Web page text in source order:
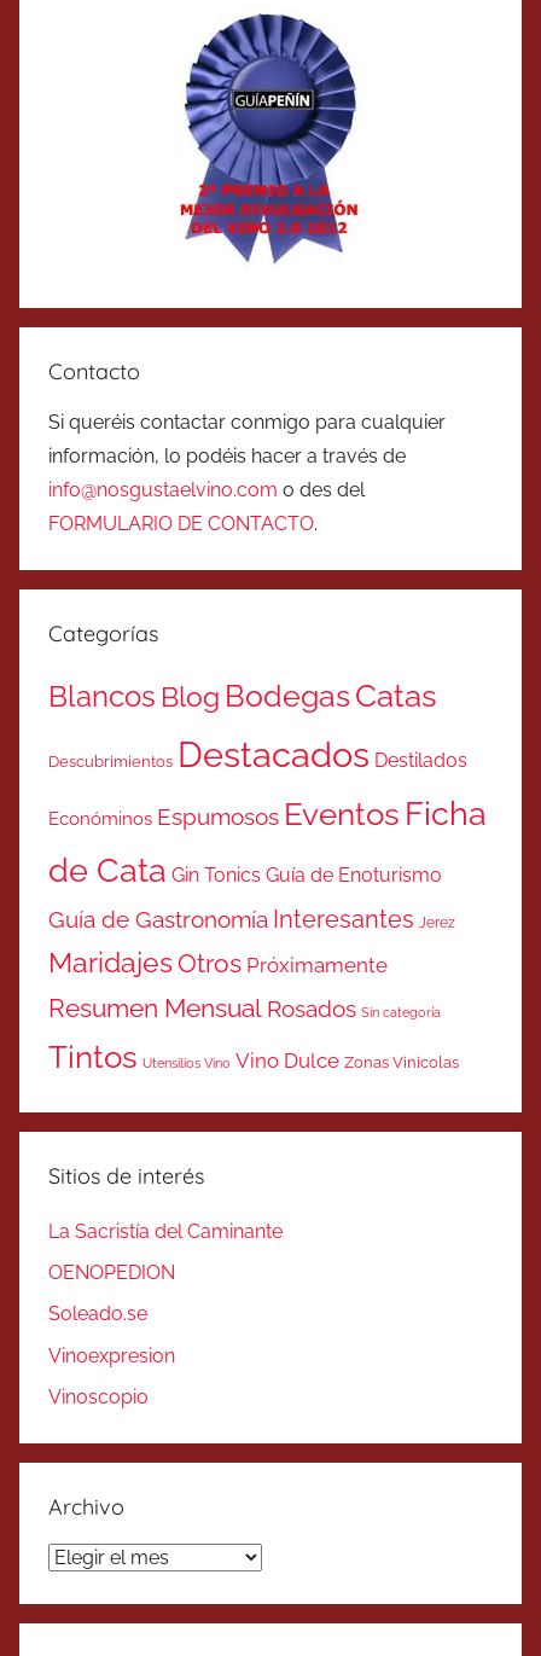
Contacto
Si queréis contactar conmigo para cualquier
información, lo podéis hacer a través de
info@nosgustaelvino.com o des del
FORMULARIO DE CONTACTO.
Categorías
Blancos Blog BodegasCatas
Descubrimientos Destacados Destilados
Económinos Espumosos Eventos Ficha
de Cata Gin Tonics Guía de Enoturismo
Guía de Gastronomía Interesantes Jerez
MaridajesOtros Próximamente
Resumen Mensual Rosados Sin categoría
Tintos Utensilios Vino Vino Dulce Zonas Vinicolas
Sitios de interés
La Sacristía del Caminante
OENOPEDION
Soleado.se
Vinoexpresion
Vinoscopio
Archivo
Archivo